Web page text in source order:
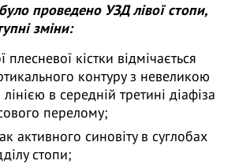
проведено УЗД лівої стопи,
зміни:
плесневої кістки відмічається
контуру з невеликою
в середній третині діафіза
перелому;
активного синовіту в суглобах
стопи;